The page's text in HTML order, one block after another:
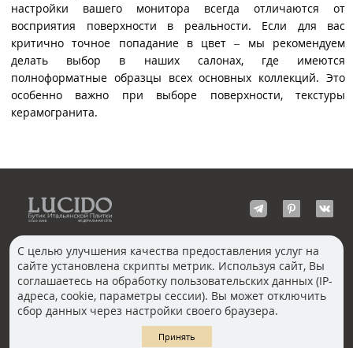
настройки вашего монитора всегда отличаются от
восприятия поверхности в реальности. Если для вас
критично точное попадание в цвет – мы рекомендуем
делать выбор в наших салонах, где имеются
полноформатные образцы всех основных коллекций. Это
особенно важно при выборе поверхности, текстуры
керамогранита.
КОНТАКТЫ
Москва, Пречистенка
Волгоград
Екатеринбург
Казань
Новосибирск
Санкт-Петербург
С целью улучшения качества предоставления услуг на
сайте установлена скрипты метрик. Используя сайт, Вы
соглашаетесь на обработку пользовательских данных (IP-
адреса, cookie, параметры сессии). Вы может отключить
сбор данных через настройки своего браузера.
Принять